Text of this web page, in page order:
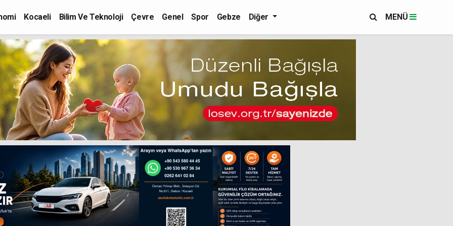
Kocaeli Bilim Ve Teknoloji Çevre Genel Spor Gebze Diğer MENÜ